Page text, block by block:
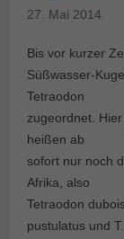
27. Mai 2014
Bis vor kurzer
Süßwasser-
Tetraodon
zugeordnet.
heißen ab
sofort nur noch
Afrika, also
Tetraodon
pustulatus und T.